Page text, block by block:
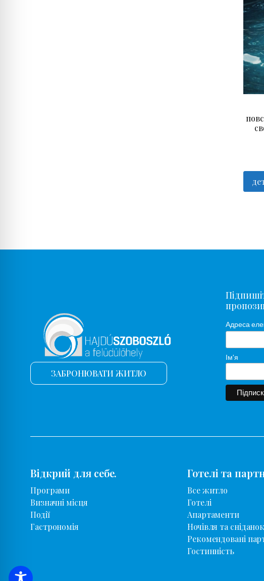
ЗАБРОНЮВАТИ ЖИТЛО
Адреса
Ім'я
Відкрий для себе.
Програми
Визначні місця
Події
Гастрономія
Готелі та
Все житло
Готелі
Апартаменти
Ночівля та сніданок
Рекомендовані
Гостинність